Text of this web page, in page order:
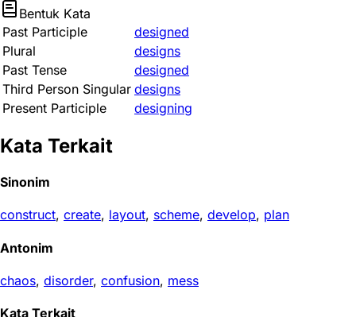
Bentuk Kata
Past Participle
designed
Plural
designs
Past Tense
designed
Third Person Singular designs
Present Participle
designing
Kata Terkait
Sinonim
construct, create, layout, scheme, develop, plan
Antonim
chaos, disorder, confusion, mess
Kata Terkait